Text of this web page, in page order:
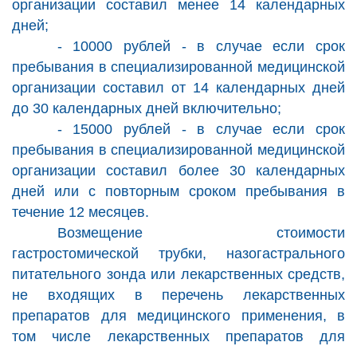
организации составил менее 14 календарных
дней;
- 10000 рублей - в случае если срок
пребывания в специализированной медицинской
организации составил от 14 календарных дней
до 30 календарных дней включительно;
- 15000 рублей - в случае если срок
пребывания в специализированной медицинской
организации составил более 30 календарных
дней или с повторным сроком пребывания в
течение 12 месяцев.
Возмещение стоимости
гастростомической трубки, назогастрального
питательного зонда или лекарственных средств,
не входящих в перечень лекарственных
препаратов для медицинского применения, в
том числе лекарственных препаратов для